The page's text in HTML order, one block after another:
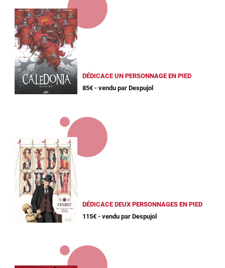
DÉDICACE UN PERSONNAGE EN PIED
85€ - vendu par Despujol
DÉDICACE DEUX PERSONNAGES EN PIED
115€ - vendu par Despujol